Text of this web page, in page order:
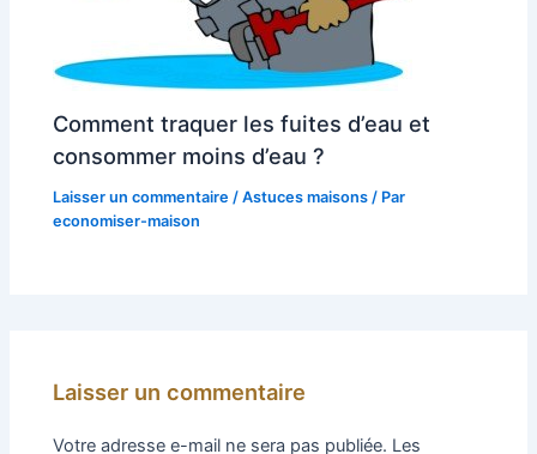
Comment traquer les fuites d’eau et
consommer moins d’eau ?
Laisser un commentaire /Astuces maisons / Par
economiser-maison
Laisser un commentaire
Votre adresse e-mail ne sera pas publiée. Les